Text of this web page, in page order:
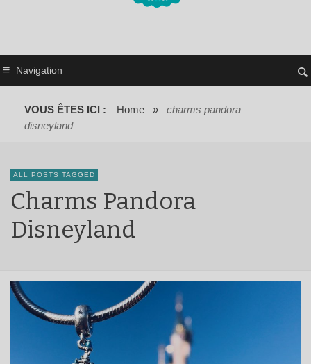
Navigation
VOUS ÊTES ICI : Home »
charms pandora
disneyland
ALL POSTS TAGGED
Charms Pandora
Disneyland